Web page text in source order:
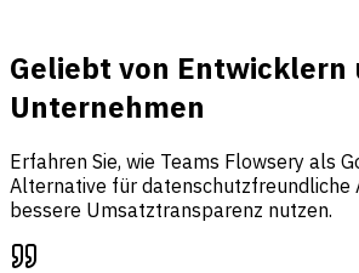
Geliebt von Entwicklern
Unternehmen
Erfahren Sie, wie Teams Flowsery als
Alternative für datenschutzfreundliche
bessere Umsatztransparenz nutzen.